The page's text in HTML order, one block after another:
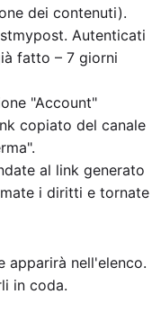
dei contenuti).
Autenticati
fatto – 7 giorni
"Account"
copiato del canale
al link generato
i diritti e tornate
apparirà nell'elenco.
in coda.